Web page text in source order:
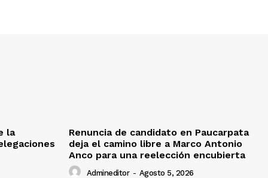
la
Renuncia de candidato en Paucarpata
deja el camino libre a Marco Antonio
Anco para una reelección encubierta
Admineditor - Agosto 5, 2026